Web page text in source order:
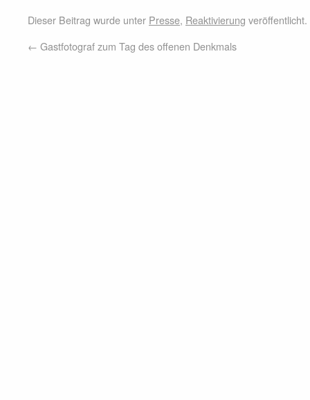
Dieser Beitrag wurde unter Presse, Reaktivierung
← Gastfotograf zum Tag des offenen Denkmals